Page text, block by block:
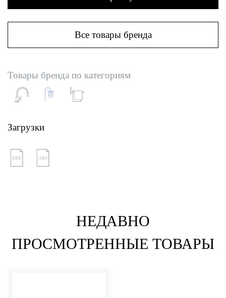
Все товары бренда
Товары бренда по категориям
Загрузки
PDF 3DS
НЕДАВНО
ПРОСМОТРЕННЫЕ ТОВАРЫ